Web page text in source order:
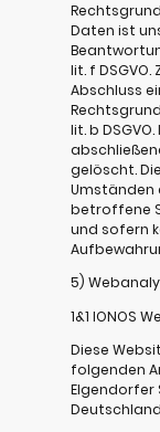
Daten ist
lit. f
Abschluss
lit. b
gelöscht.
Umständen
betroffene
und sofern
5)
1&1 IONOS
Diese
folgenden
Elgendorfer
Deutschland